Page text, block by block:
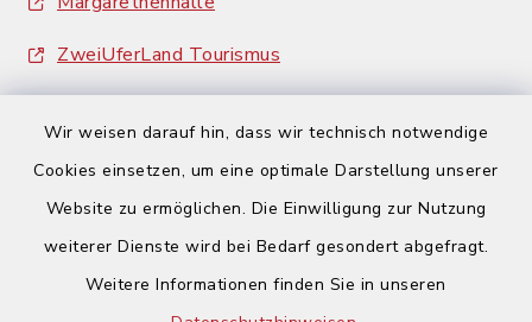
Wir weisen darauf hin, dass wir technisch notwendige
Cookies einsetzen, um eine optimale Darstellung unserer
Website zu ermöglichen. Die Einwilligung zur Nutzung
weiterer Dienste wird bei Bedarf gesondert abgefragt.
Weitere Informationen finden Sie in unseren
ZweiUferLand Tourismus
Barrierefreiheit